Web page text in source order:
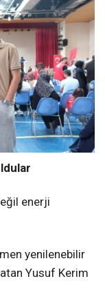
enerji
yenilenebilir
Yusuf Kerim